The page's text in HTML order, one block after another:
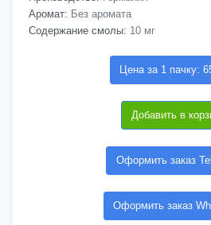
Аромат: Без аромата
Содержание смолы: 10 мг
Цена за 1 пачку:
Добавить в
Оформить заказ
Оформить заказ